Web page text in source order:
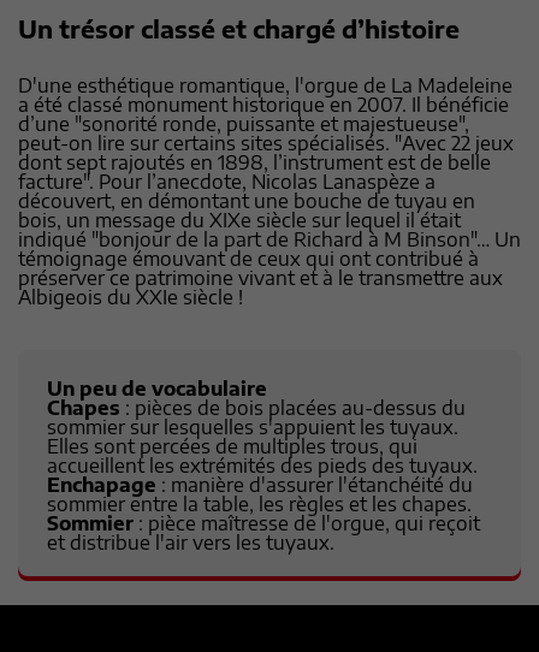
Un trésor classé et chargé d’histoire
D'une esthétique romantique, l'orgue de La Madeleine
a été classé monument historique en 2007. Il bénéficie
d’une "sonorité ronde, puissante et majestueuse",
peut-on lire sur certains sites spécialisés. "Avec 22 jeux
dont sept rajoutés en 1898, l’instrument est de belle
facture". Pour l’anecdote, Nicolas Lanaspèze a
découvert, en démontant une bouche de tuyau en
bois, un message du XIXe siècle sur lequel il était
indiqué "bonjour de la part de Richard à M Binson"… Un
témoignage émouvant de ceux qui ont contribué à
préserver ce patrimoine vivant et à le transmettre aux
Albigeois du XXIe siècle !
Un peu de vocabulaire
Chapes : pièces de bois placées au-dessus du
sommier sur lesquelles s'appuient les tuyaux.
Elles sont percées de multiples trous, qui
accueillent les extrémités des pieds des tuyaux.
Enchapage : manière d'assurer l'étanchéité du
sommier entre la table, les règles et les chapes.
Sommier : pièce maîtresse de l'orgue, qui reçoit
et distribue l'air vers les tuyaux.